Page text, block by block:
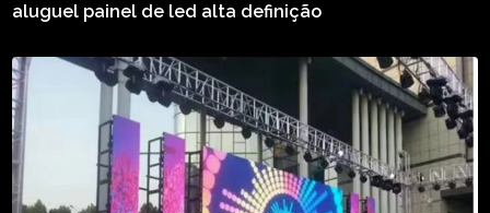
aluguel painel de led alta definição